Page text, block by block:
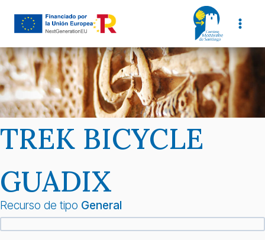
TREK BICYCLE
GUADIX
Recurso de tipo General